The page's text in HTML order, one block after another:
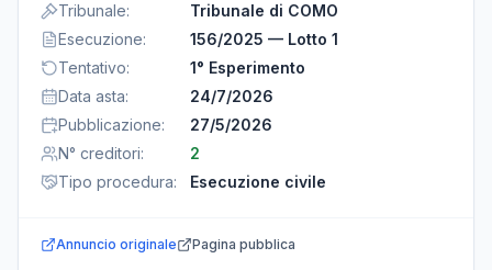
Tribunale:
Tribunale di COMO
Esecuzione:
156/2025 — Lotto 1
Tentativo:
1° Esperimento
Data asta:
24/7/2026
Pubblicazione:
27/5/2026
N° creditori:
2
Tipo procedura: Esecuzione civile
Annuncio originale Pagina pubblica